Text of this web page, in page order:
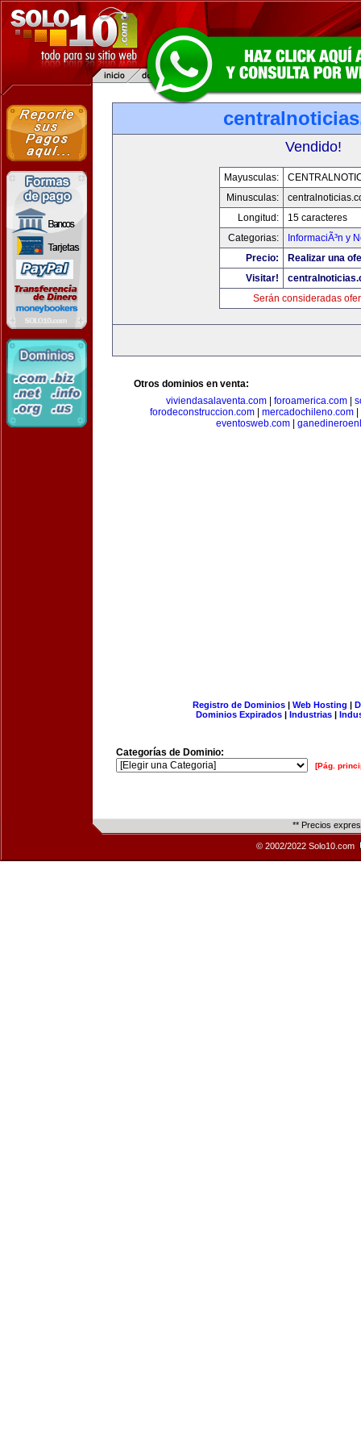
Vendido!
Mayusculas:
Minusculas:
Longitud:
15 caracteres
Categorias:
InformaciÃ³n y
Precio:
Realizar una
Visitar!
Serán consideradas
Otros dominios en venta:
viviendasalaventa.com| foroamerica.com|
forodeconstruccion.com
mercadochileno.com
eventosweb.com|
Registro de Dominios| Web Hosting |
Dominios Expirados | Industrias |
Categorías de Dominio:
[Pág.
** Precios
© 2002/2022 Solo10.com